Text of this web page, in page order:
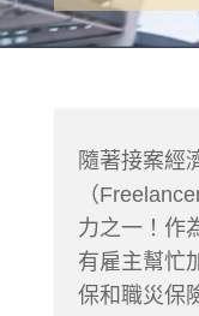
隨著接案經
（
力之一！作
有雇主幫忙
保和職災保